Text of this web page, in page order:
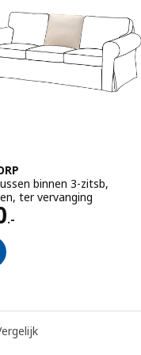
Totaal
binnen 3-zitsb,
ter vervanging
.- € 30.-